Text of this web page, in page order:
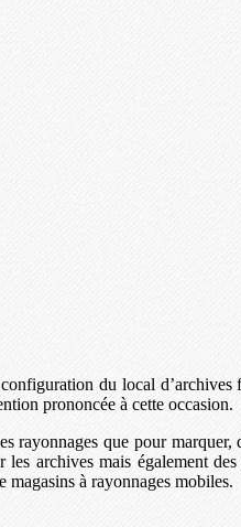
du local d’archives
prononcée à cette occasion.
que pour marquer,
archives mais également
à rayonnages mobiles.